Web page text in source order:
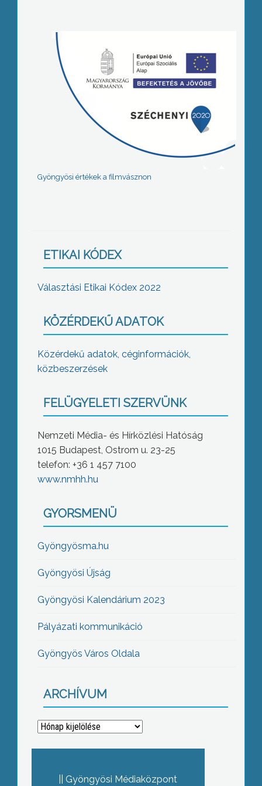
Gyöngyösi értékek a filmvásznon
ETIKAI KÓDEX
Választási Etikai Kódex 2022
KÖZÉRDEKŰ ADATOK
Közérdekű adatok, céginformációk,
közbeszerzések
FELÜGYELETI SZERVÜNK
Nemzeti Média- és Hírközlési Hatóság
1015 Budapest, Ostrom u. 23-25
telefon: +36 1 457 7100
www.nmhh.hu
GYORSMENÜ
Gyöngyösma.hu
Gyöngyösi Újság
Gyöngyösi Kalendárium 2023
Pályázati kommunikáció
Gyöngyös Város Oldala
ARCHÍVUM
Archívum
Gyöngyösi Médiaközpont